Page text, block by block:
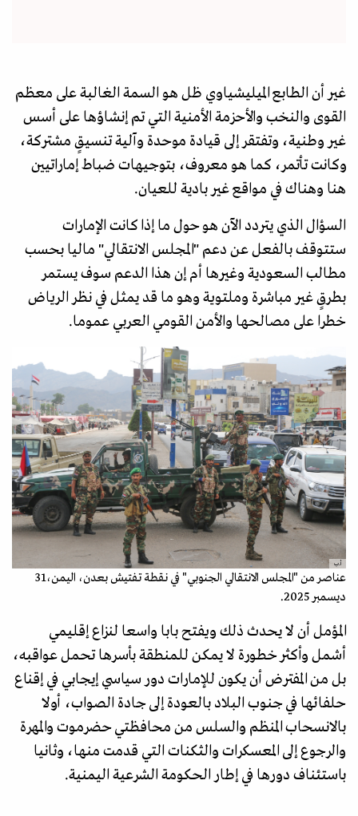
غير أن الطابع الميليشياوي ظل هو السمة الغالبة على معظم
القوى والنخب والأحزمة الأمنية التي تم إنشاؤها على أسس
غير وطنية، وتفتقر إلى قيادة موحدة وآلية تنسيقٍ مشتركة،
وكانت تأتمر، كما هو معروف، بتوجيهات ضباط إماراتيين
هنا وهناك في مواقع غير بادية للعيان.
السؤال الذي يتردد الآن هو حول ما إذا كانت الإمارات
ستتوقف بالفعل عن دعم "المجلس الانتقالي" ماليا بحسب
مطالب السعودية وغيرها أم إن هذا الدعم سوف يستمر
بطرقٍ غير مباشرة وملتوية وهو ما قد يمثل في نظر الرياض
خطرا على مصالحها والأمن القومي العربي عموما.
أ.ب
عناصر من "المجلس الانتقالي الجنوبي" في نقطة تفتيش بعدن، اليمن،31
ديسمبر 2025.
المؤمل أن لا يحدث ذلك ويفتح بابا واسعا لنزاع إقليمي
أشمل وأكثر خطورة لا يمكن للمنطقة بأسرها تحمل عواقبه،
بل من المفترض أن يكون للإمارات دور سياسي إيجابي في إقناع
حلفائها في جنوب البلاد بالعودة إلى جادة الصواب، أولا
بالانسحاب المنظم والسلس من محافظتي حضرموت والمهرة
والرجوع إلى المعسكرات والثكنات التي قدمت منها، وثانيا
باستئناف دورها في إطار الحكومة الشرعية اليمنية.